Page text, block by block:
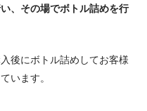
、その場でボトル詰めを行
後にボトル詰めしてお客様
います。